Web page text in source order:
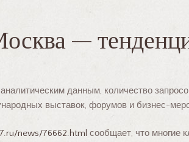
—
данным, количество
выставок, форумов и бизнес-
news/76662.html сообщает, что многие